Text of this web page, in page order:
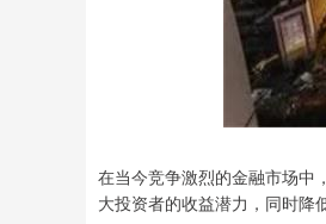
在当今竞争激烈的金融市场中
大投资者的收益潜力，同时降